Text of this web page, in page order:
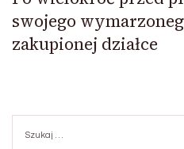
swojego
zakupionej działce